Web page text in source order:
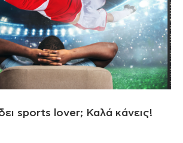
sports lover; Καλά κάνεις!